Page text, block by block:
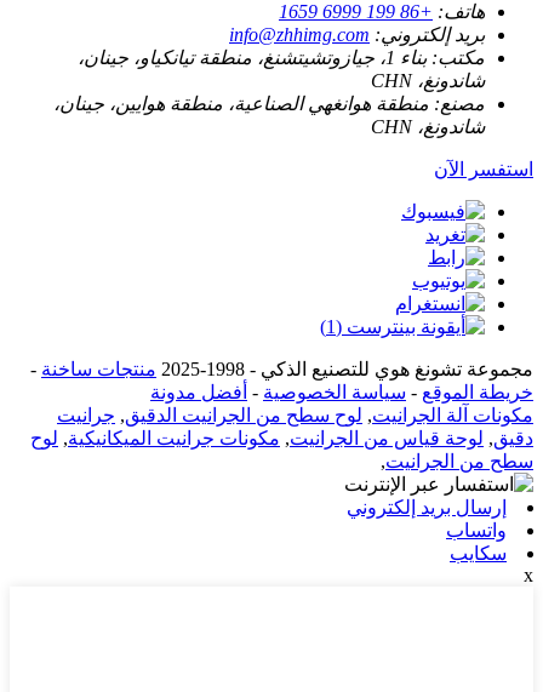
هاتف: +86 199 6999 1659
بريد إلكتروني: info@zhhimg.com
مكتب:
بناء 1، جيازوتشيتشنغ، منطقة تيانكياو، جينان،
شاندونغ، CHN
مصنع: منطقة هوانغهي الصناعية، منطقة هوايين، جينان،
شاندونغ، CHN
استفسر الآن
مجموعة تشونغ هوي للتصنيع الذكي - 1998-2025 منتجات ساخنة -
خريطة الموقع - سياسة الخصوصية - أفضل مدونة
مكونات آلة الجرانيت, لوح سطح من الجرانيت الدقيق, جرانيت
دقيق, لوحة قياس من الجرانيت, مكونات جرانيت الميكانيكية, لوح
سطح من الجرانيت,
إرسال بريد إلكتروني
واتساب
سكايب
x